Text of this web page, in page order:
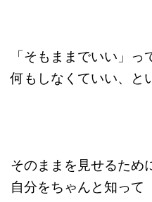
「そもままでいい」っ
何もしなくていい、と
そのままを見せるため
自分をちゃんと知って